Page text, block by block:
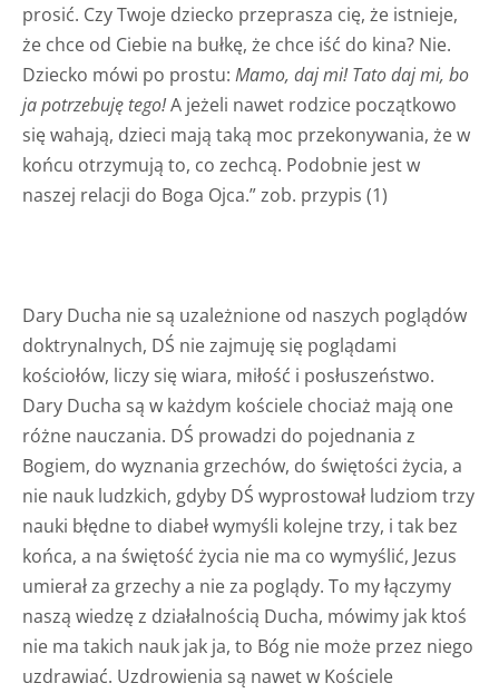
prosić. Czy Twoje dziecko przeprasza cię, że istnieje,
że chce od Ciebie na bułkę, że chce iść do kina? Nie.
Dziecko mówi po prostu: Mamo, daj mi! Tato daj mi, bo
ja potrzebuję tego!A jeżeli nawet rodzice początkowo
się wahają, dzieci mają taką moc przekonywania, że w
końcu otrzymują to, co zechcą. Podobnie jest w
naszej relacji do Boga Ojca.” zob. przypis (1)
Dary Ducha nie są uzależnione od naszych poglądów
doktrynalnych, DŚ nie zajmuję się poglądami
kościołów, liczy się wiara, miłość i posłuszeństwo.
Dary Ducha są w każdym kościele chociaż mają one
różne nauczania. DŚ prowadzi do pojednania z
Bogiem, do wyznania grzechów, do świętości życia, a
nie nauk ludzkich, gdyby DŚ wyprostował ludziom trzy
nauki błędne to diabeł wymyśli kolejne trzy, i tak bez
końca, a na świętość życia nie ma co wymyślić, Jezus
umierał za grzechy a nie za poglądy. To my łączymy
naszą wiedzę z działalnością Ducha, mówimy jak ktoś
nie ma takich nauk jak ja, to Bóg nie może przez niego
uzdrawiać. Uzdrowienia są nawet w Kościele